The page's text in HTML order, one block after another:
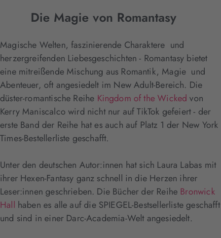
Die Magie von Romantasy
Magische Welten, faszinierende Charaktere und
herzergreifenden Liebesgeschichten - Romantasy bietet
eine mitreißende Mischung aus Romantik, Magie und
Abenteuer, oft angesiedelt im New Adult-Bereich. Die
düster-romantische Reihe Kingdom of the Wicked von
Kerry Maniscalco wird nicht nur auf TikTok gefeiert - der
erste Band der Reihe hat es auch auf Platz 1 der New York
Times-Bestellerliste geschafft.
Unter den deutschen Autor:innen hat sich Laura Labas mit
ihrer Hexen-Fantasy ganz schnell in die Herzen ihrer
Leser:innen geschrieben. Die Bücher der Reihe Bronwick
Hall haben es alle auf die SPIEGEL-Bestsellerliste geschafft
und sind in einer Darc-Academia-Welt angesiedelt.